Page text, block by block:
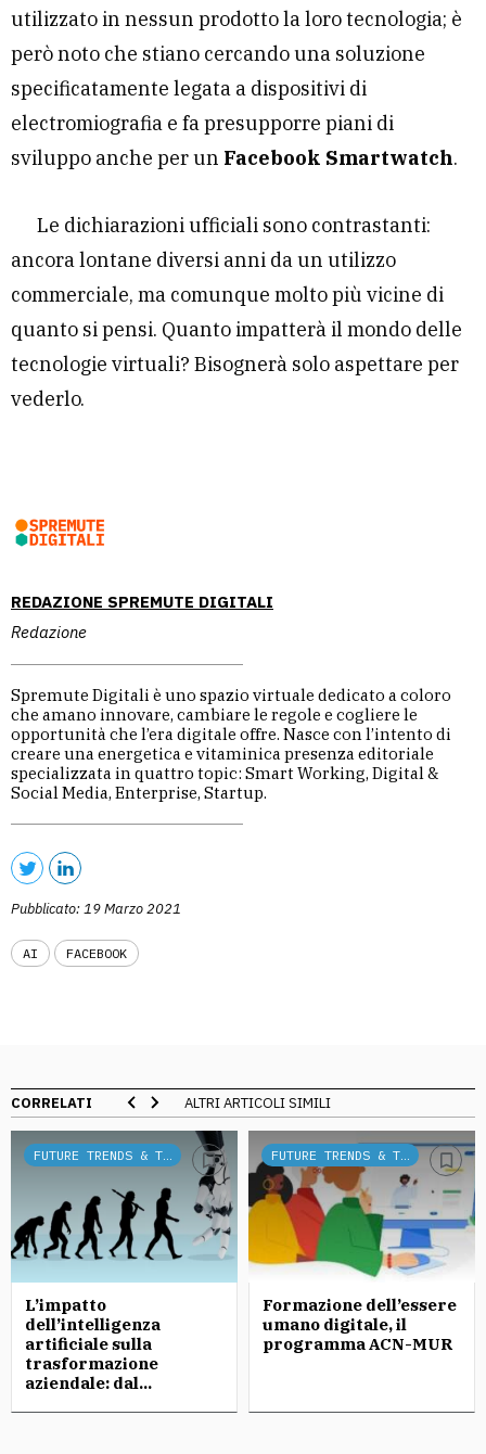
REDAZIONE SPREMUTE DIGITALI
Redazione
Spremute Digitali è uno spazio virtuale dedicato a coloro
che amano innovare, cambiare le regole e cogliere le
opportunità che l’era digitale offre. Nasce con l’intento di
creare una energetica e vitaminica presenza editoriale
specializzata in quattro topic: Smart Working, Digital &
Social Media, Enterprise, Startup.
Pubblicato: 19 Marzo 2021
AI FACEBOOK
utilizzato in nessun prodotto la loro tecnologia; è
però noto che stiano cercando una soluzione
specificatamente legata a dispositivi di
electromiografia e fa presupporre piani di
sviluppo anche per un Facebook Smartwatch.
Le dichiarazioni ufficiali sono contrastanti:
ancora lontane diversi anni da un utilizzo
commerciale, ma comunque molto più vicine di
quanto si pensi. Quanto impatterà il mondo delle
tecnologie virtuali? Bisognerà solo aspettare per
vederlo.
CORRELATI ALTRI ARTICOLI SIMILI
FUTURE TRENDS & TECH
L’impatto
dell’intelligenza
artificiale sulla
trasformazione
aziendale: dal...
FUTURE TRENDS & TECH
Formazione dell’essere
umano digitale, il
programma ACN-MUR